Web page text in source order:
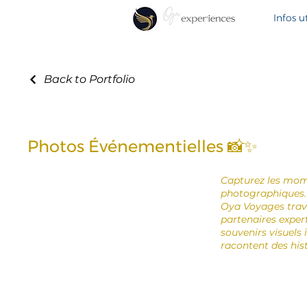
Infos
Back to Portfolio
Photos Événementielles 📸✨
Capturez les
Oya Voyages
partenaires
souvenirs visuels
racontent des